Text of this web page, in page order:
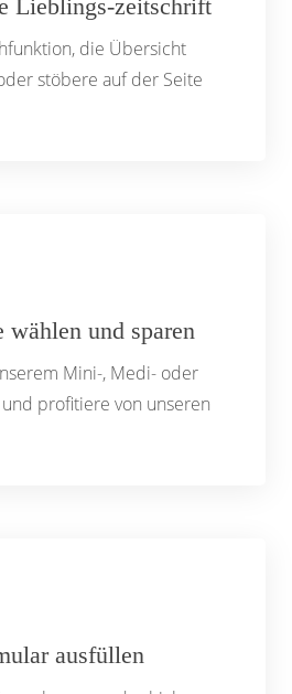
Lieblings­-zeitschrift
die Übersicht
stöbere auf der Seite
wählen und sparen
Mini-, Medi- oder
profitiere von unseren
ausfüllen